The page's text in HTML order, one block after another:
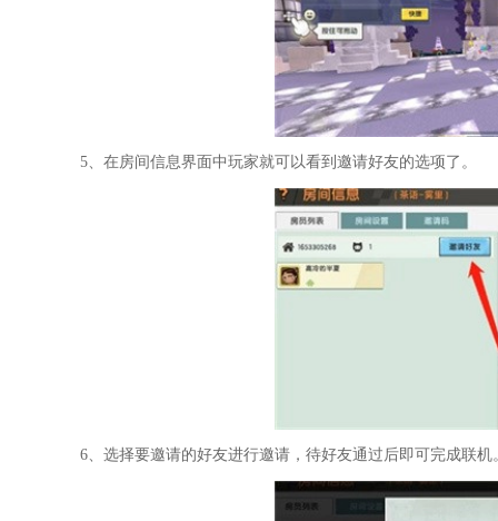
5、在房间信息界面中玩家就可以看到邀请好友的选项了。
6、选择要邀请的好友进行邀请，待好友通过后即可完成联机